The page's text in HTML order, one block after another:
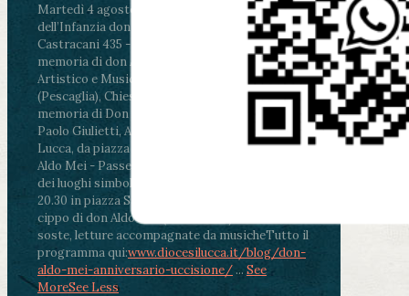
Martedì 4 agosto2026
ore 11:30 - Lucca, Scuola
dell’Infanzia don Aldo Mei - Viale Castruccio
Castracani 435 - Inaugurazione murales in
memoria di don Aldo Mei curato dal Liceo
Artistico e Musicale “Passaglia”
ore 18 - Fiano
(Pescaglia), Chiesa parrocchiale - Messa in
memoria di Don Aldo Mei celebrata da mons.
Paolo Giulietti, Arcivescovo di Lucca
ore 20.30 -
Lucca, da piazza San Michele al Cippo di don
Aldo Mei - Passeggiata della Memoria in alcuni
dei luoghi simbolo della città. Ritrovo alle ore
20.30 in piazza San Michele con conclusione al
cippo di don Aldo Mei (Porta Elisa). Durante le
soste, letture accompagnate da musicheTutto il
programma qui:www.diocesilucca.it/blog/don-
aldo-mei-anniversario-uccisione/ ... See
MoreSee Less